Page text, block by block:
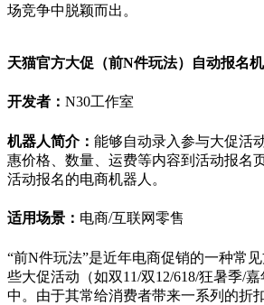
场竞争中脱颖而出。
天猫官方大促（前N件玩法）自动报名
开发者： N30工作室
机器人简介： 能够自动录入参与大促活
惠价格、数量、运费等内容到活动报名
活动报名的电商机器人。
适用场景： 电商/互联网零售
“前N件玩法”是近年电商促销的一种常
些大促活动（如双11/双12/618/狂暑季/
中。由于其常给消费者带来一系列的折